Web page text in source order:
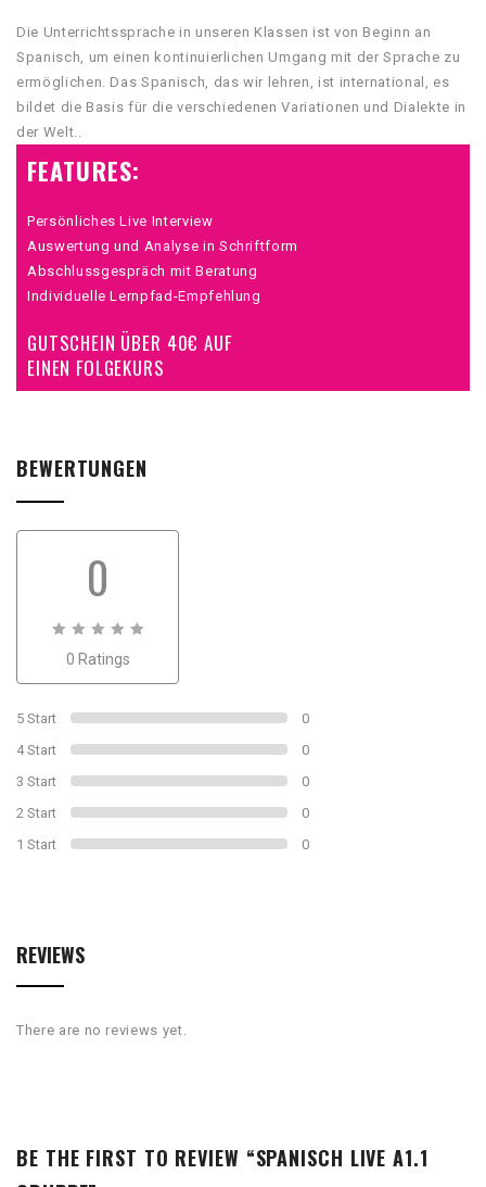
Die Unterrichtssprache in unseren Klassen ist von Beginn an
Spanisch, um einen kontinuierlichen Umgang mit der Sprache zu
ermöglichen. Das Spanisch, das wir lehren, ist international, es
bildet die Basis für die verschiedenen Variationen und Dialekte in
der Welt..
FEATURES:
Persönliches Live Interview
Auswertung und Analyse in Schriftform
Abschlussgespräch mit Beratung
Individuelle Lernpfad-Empfehlung
GUTSCHEIN ÜBER 40€ AUF
EINEN FOLGEKURS
BEWERTUNGEN
0
out
0
0 Ratings
5 Start
0
4 Start
0
3 Start
0
2 Start
0
1 Start
0
REVIEWS
There are no reviews yet.
BE THE FIRST TO REVIEW “SPANISCH LIVE A1.1